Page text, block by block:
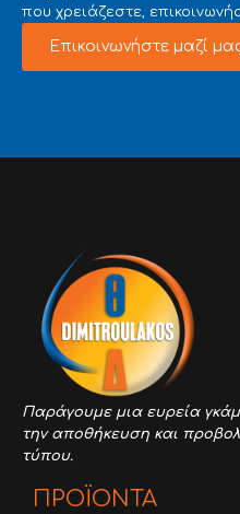
που χρειάζεστε,
Επικοινωνήστε μαζί
Παράγουμε μια ευρεία
την αποθήκευση και
τύπου.
ΠΡΟΪΟΝΤΑ